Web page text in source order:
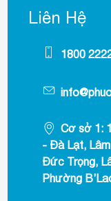
Liên Hệ
1800
Cơ sở 1:
- Đà Lạt,
Đức Trọng,
Phường